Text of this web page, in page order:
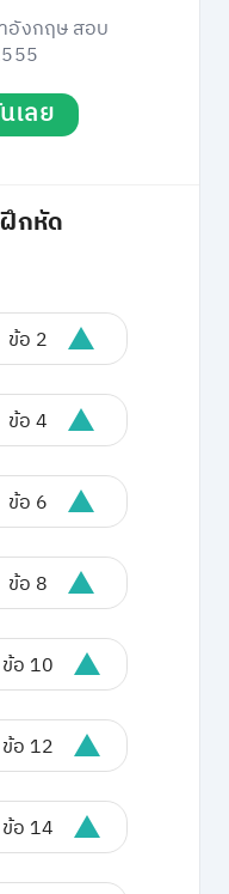
อังกฤษ สอบ
เลย
กหัด
ข้อ 2
ข้อ 4
ข้อ 6
ข้อ 8
ข้อ 10
ข้อ 12
ข้อ 14